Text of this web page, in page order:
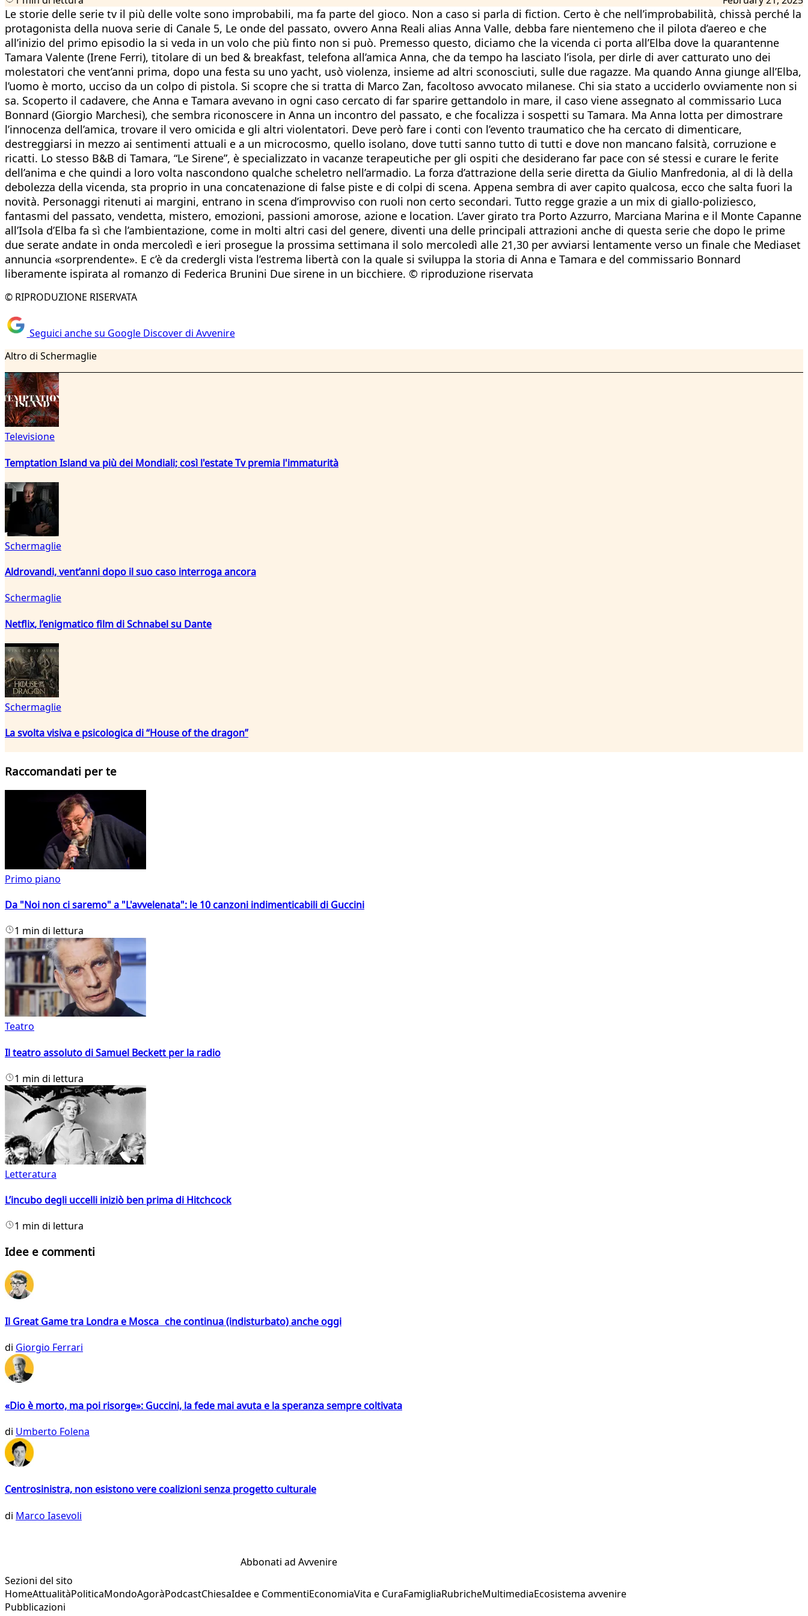
Le storie delle serie tv il più delle volte sono improbabili, ma fa parte del gioco. Non a caso si parla di fiction. Certo è che nell’improbabilità, chissà perché la
protagonista della nuova serie di Canale 5, Le onde del passato, ovvero Anna Reali alias Anna Valle, debba fare nientemeno che il pilota d’aereo e che
all’inizio del primo episodio la si veda in un volo che più finto non si può. Premesso questo, diciamo che la vicenda ci porta all’Elba dove la quarantenne
Tamara Valente (Irene Ferri), titolare di un bed & breakfast, telefona all’amica Anna, che da tempo ha lasciato l’isola, per dirle di aver catturato uno dei
molestatori che vent’anni prima, dopo una festa su uno yacht, usò violenza, insieme ad altri sconosciuti, sulle due ragazze. Ma quando Anna giunge all’Elba,
l’uomo è morto, ucciso da un colpo di pistola. Si scopre che si tratta di Marco Zan, facoltoso avvocato milanese. Chi sia stato a ucciderlo ovviamente non si
sa. Scoperto il cadavere, che Anna e Tamara avevano in ogni caso cercato di far sparire gettandolo in mare, il caso viene assegnato al commissario Luca
Bonnard (Giorgio Marchesi), che sembra riconoscere in Anna un incontro del passato, e che focalizza i sospetti su Tamara. Ma Anna lotta per dimostrare
l’innocenza dell’amica, trovare il vero omicida e gli altri violentatori. Deve però fare i conti con l’evento traumatico che ha cercato di dimenticare,
destreggiarsi in mezzo ai sentimenti attuali e a un microcosmo, quello isolano, dove tutti sanno tutto di tutti e dove non mancano falsità, corruzione e
ricatti. Lo stesso B&B di Tamara, “Le Sirene”, è specializzato in vacanze terapeutiche per gli ospiti che desiderano far pace con sé stessi e curare le ferite
dell’anima e che quindi a loro volta nascondono qualche scheletro nell’armadio. La forza d’attrazione della serie diretta da Giulio Manfredonia, al di là della
debolezza della vicenda, sta proprio in una concatenazione di false piste e di colpi di scena. Appena sembra di aver capito qualcosa, ecco che salta fuori la
novità. Personaggi ritenuti ai margini, entrano in scena d’improvviso con ruoli non certo secondari. Tutto regge grazie a un mix di giallo-poliziesco,
fantasmi del passato, vendetta, mistero, emozioni, passioni amorose, azione e location. L’aver girato tra Porto Azzurro, Marciana Marina e il Monte Capanne
all’Isola d’Elba fa sì che l’ambientazione, come in molti altri casi del genere, diventi una delle principali attrazioni anche di questa serie che dopo le prime
due serate andate in onda mercoledì e ieri prosegue la prossima settimana il solo mercoledì alle 21,30 per avviarsi lentamente verso un finale che Mediaset
annuncia «sorprendente». E c’è da credergli vista l’estrema libertà con la quale si sviluppa la storia di Anna e Tamara e del commissario Bonnard
liberamente ispirata al romanzo di Federica Brunini Due sirene in un bicchiere. © riproduzione riservata
© RIPRODUZIONE RISERVATA
Seguici anche su Google Discover di Avvenire
Altro di Schermaglie
Televisione
Temptation Island va più dei Mondiali; così l'estate Tv premia l'immaturità
Schermaglie
Aldrovandi, vent’anni dopo il suo caso interroga ancora
Schermaglie
Netflix, l’enigmatico film di Schnabel su Dante
Schermaglie
La svolta visiva e psicologica di “House of the dragon”
Raccomandati per te
Primo piano
Da "Noi non ci saremo" a "L'avvelenata": le 10 canzoni indimenticabili di Guccini
1 min di lettura
Teatro
Il teatro assoluto di Samuel Beckett per la radio
1 min di lettura
Letteratura
L’incubo degli uccelli iniziò ben prima di Hitchcock
1 min di lettura
Idee e commenti
Il Great Game tra Londra e Mosca che continua (indisturbato) anche oggi
di Giorgio Ferrari
«Dio è morto, ma poi risorge»: Guccini, la fede mai avuta e la speranza sempre coltivata
di Umberto Folena
Centrosinistra, non esistono vere coalizioni senza progetto culturale
di Marco Iasevoli
Abbonati ad Avvenire
Sezioni del sito
HomeAttualitàPoliticaMondoAgoràPodcastChiesaIdee e CommentiEconomiaVita e CuraFamigliaRubricheMultimediaEcosistema avvenire
Pubblicazioni